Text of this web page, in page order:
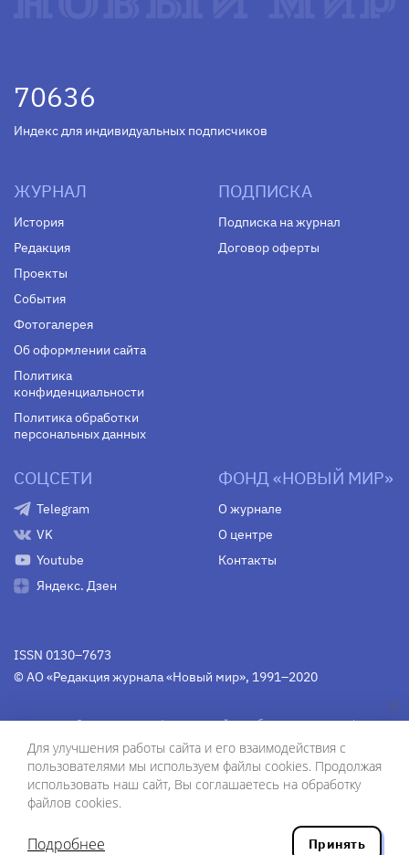
70636
Индекс для индивидуальных подписчиков
ЖУРНАЛ
История
Редакция
Проекты
События
Фотогалерея
Об оформлении сайта
Политика
конфиденциальности
Политика обработки
персональных данных
ПОДПИСКА
Подписка на журнал
Договор оферты
СОЦСЕТИ
Telegram
VK
Youtube
Яндекс. Дзен
ФОНД «НОВЫЙ МИР»
О журнале
О центре
Контакты
ISSN 0130–7673
© АО «Редакция журнала «Новый мир», 1991–2020
Свидетельство Федеральной службы по надзору в сфере
коммуникаций средства массовой информации
(Роскомнадзор)ПИ № Фс 77-75754 от 13 июня 2019 г.
Разработка сайта — ООО «Инфодизайн»
Для улучшения работы сайта и его взаимодействия с
пользователями мы используем файлы cookies. Продолжая
использовать наш сайт, Вы соглашаетесь на обработку
файлов cookies.
Подробнее Принять